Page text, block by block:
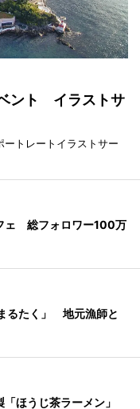
ント イラストサ
トレートイラストサー
ェ 総フォロワー100万
るたく」 地元漁師と
「ほうじ茶ラーメン」